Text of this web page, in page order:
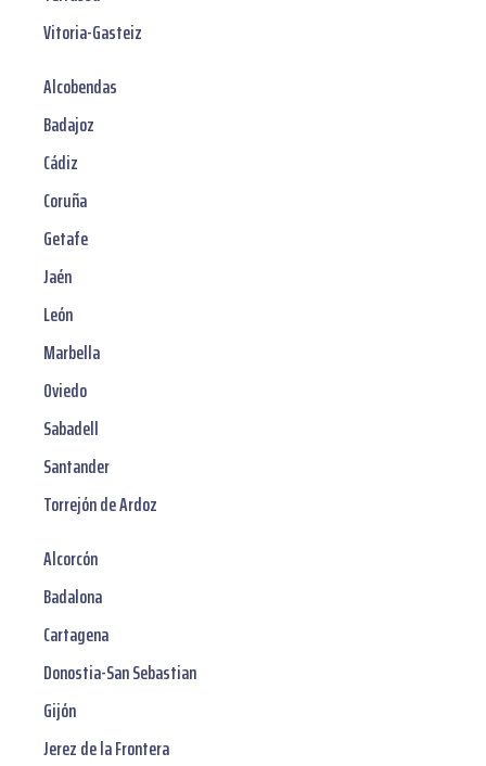
Vitoria-Gasteiz
Alcobendas
Badajoz
Cádiz
Coruña
Getafe
Jaén
León
Marbella
Oviedo
Sabadell
Santander
Torrejón de Ardoz
Alcorcón
Badalona
Cartagena
Donostia-San Sebastian
Gijón
Jerez de la Frontera